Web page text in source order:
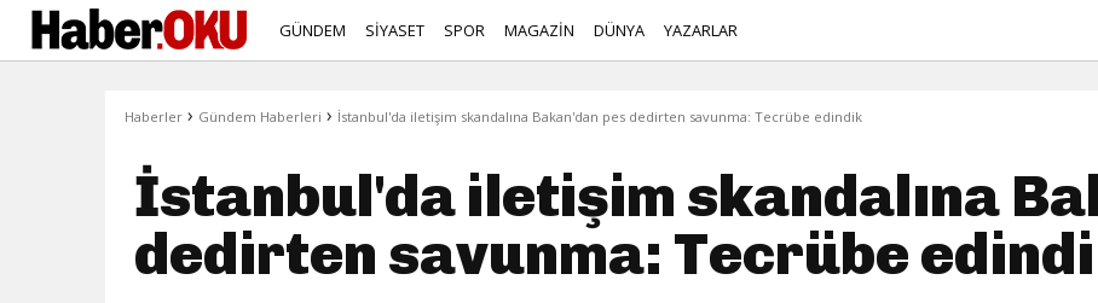
GÜNDEM SİYASET SPOR MAGAZİN DÜNYA YAZARLAR
Haberler › Gündem Haberleri › İstanbul'da iletişim skandalına Bakan'dan pes dedirten savunma: Tecrübe edindik
İstanbul'da iletişim skandalına
dedirten savunma: Tecrübe